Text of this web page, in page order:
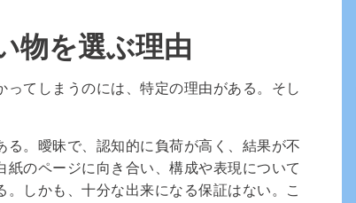
物を選ぶ理由
てしまうのには、特定の理由がある。そし
。曖昧で、認知的に負荷が高く、結果が不
のページに向き合い、構成や表現について
しかも、十分な出来になる保証はない。こ